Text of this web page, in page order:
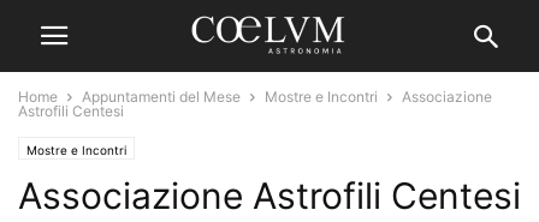
Home Appuntamenti del Mese Mostre e Incontri
Associazione
Astrofili Centesi
Mostre e Incontri
Associazione Astrofili Centesi